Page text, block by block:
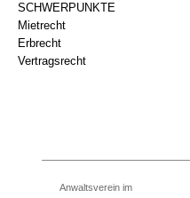
SCHWERPUNKTE
Mietrecht
Erbrecht
Vertragsrecht
Anwaltsverein im